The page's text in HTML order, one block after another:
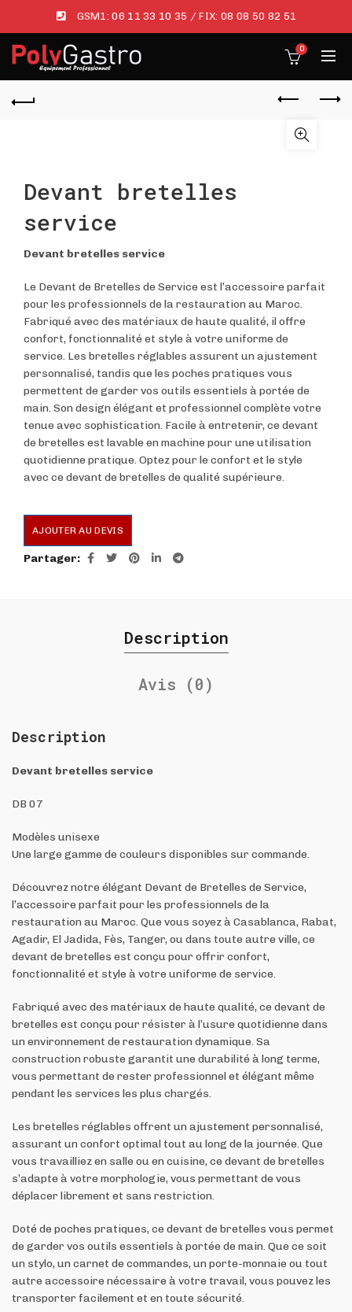
GSM1:06 11 33 10 35 / FIX: 08 08 50 82 51
0
Devant bretelles
service
Devant bretelles service
Le Devant de Bretelles de Service est l’accessoire parfait
pour les professionnels de la restauration au Maroc.
Fabriqué avec des matériaux de haute qualité, il offre
confort, fonctionnalité et style à votre uniforme de
service. Les bretelles réglables assurent un ajustement
personnalisé, tandis que les poches pratiques vous
permettent de garder vos outils essentiels à portée de
main. Son design élégant et professionnel complète votre
tenue avec sophistication. Facile à entretenir, ce devant
de bretelles est lavable en machine pour une utilisation
quotidienne pratique. Optez pour le confort et le style
avec ce devant de bretelles de qualité supérieure.
AJOUTER AU DEVIS
Partager
Description
Avis (0)
Description
Devant bretelles service
DB 07
Modèles unisexe
Une large gamme de couleurs disponibles sur commande.
Découvrez notre élégant Devant de Bretelles de Service,
l’accessoire parfait pour les professionnels de la
restauration au Maroc. Que vous soyez à Casablanca, Rabat,
Agadir, El Jadida, Fès, Tanger, ou dans toute autre ville, ce
devant de bretelles est conçu pour offrir confort,
fonctionnalité et style à votre uniforme de service.
Fabriqué avec des matériaux de haute qualité, ce devant de
bretelles est conçu pour résister à l’usure quotidienne dans
un environnement de restauration dynamique. Sa
construction robuste garantit une durabilité à long terme,
vous permettant de rester professionnel et élégant même
pendant les services les plus chargés.
Les bretelles réglables offrent un ajustement personnalisé,
assurant un confort optimal tout au long de la journée. Que
vous travailliez en salle ou en cuisine, ce devant de bretelles
s’adapte à votre morphologie, vous permettant de vous
déplacer librement et sans restriction.
Doté de poches pratiques, ce devant de bretelles vous permet
de garder vos outils essentiels à portée de main. Que ce soit
un stylo, un carnet de commandes, un porte-monnaie ou tout
autre accessoire nécessaire à votre travail, vous pouvez les
transporter facilement et en toute sécurité.